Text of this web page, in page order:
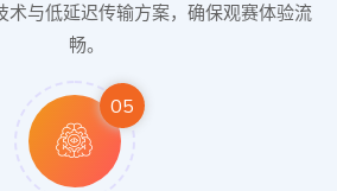
术与低延迟传输方案，确保观赛体验流
畅。
05